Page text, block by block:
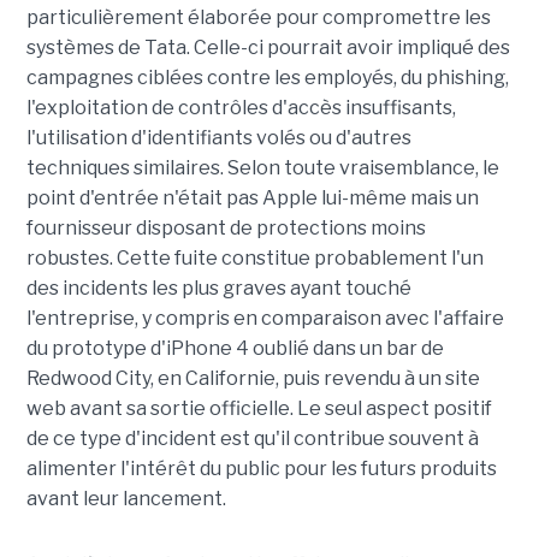
particulièrement élaborée pour compromettre les
systèmes de Tata. Celle-ci pourrait avoir impliqué des
campagnes ciblées contre les employés, du phishing,
l'exploitation de contrôles d'accès insuffisants,
l'utilisation d'identifiants volés ou d'autres
techniques similaires. Selon toute vraisemblance, le
point d'entrée n'était pas Apple lui-même mais un
fournisseur disposant de protections moins
robustes. Cette fuite constitue probablement l'un
des incidents les plus graves ayant touché
l'entreprise, y compris en comparaison avec l'affaire
du prototype d'iPhone 4 oublié dans un bar de
Redwood City, en Californie, puis revendu à un site
web avant sa sortie officielle. Le seul aspect positif
de ce type d'incident est qu'il contribue souvent à
alimenter l'intérêt du public pour les futurs produits
avant leur lancement.